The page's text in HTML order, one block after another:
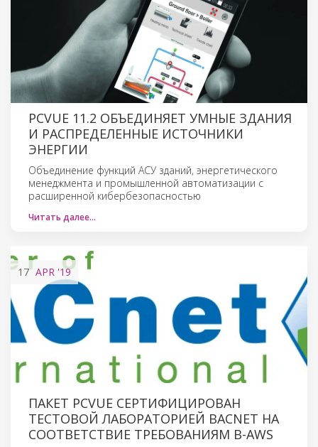
PCVUE 11.2 ОБЪЕДИНЯЕТ УМНЫЕ ЗДАНИЯ
И РАСПРЕДЕЛЕННЫЕ ИСТОЧНИКИ
ЭНЕРГИИ
Объединение функций АСУ зданий, энергетического
менеджмента и промышленной автоматизации с
расширенной кибербезопасностью
Читать далее…
17 APR '19
ПАКЕТ PCVUE СЕРТИФИЦИРОВАН
ТЕСТОВОЙ ЛАБОРАТОРИЕЙ BACNET НА
СООТВЕТСТВИЕ ТРЕБОВАНИЯМ B-AWS